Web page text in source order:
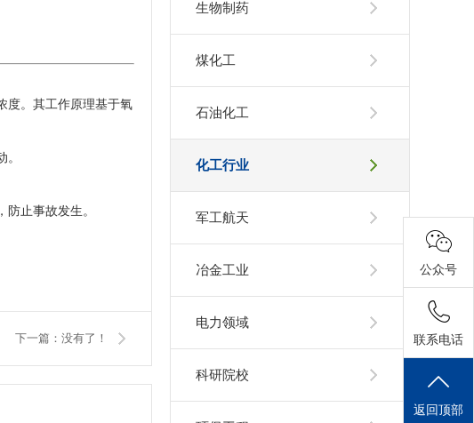
度。其工作原理基于氧
止事故发生。
下一篇：没有了！
生物制药
煤化工
石油化工
化工行业
军工航天
冶金工业
电力领域
科研院校
公众号
联系电话
返回顶部